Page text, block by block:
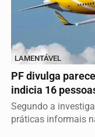
LAMENTÁVEL
PF divulga
indicia 16
Segundo a
práticas informais